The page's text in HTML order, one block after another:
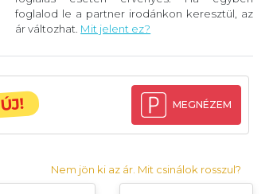
foglalod le a partner irodánkon keresztül, az
ár változhat. Mit jelent ez?
ÚJ! MEGNÉZEM
Nem jön ki az ár. Mit csinálok rosszul?